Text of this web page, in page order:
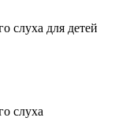
слуха для детей
слуха